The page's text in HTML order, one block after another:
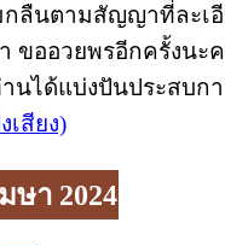
ลืนตามสัญญาที่ละเ
ออวยพรอีกครั้งนะค
ได้แบ่งปันประสบก
เสียง)
ษา 2024